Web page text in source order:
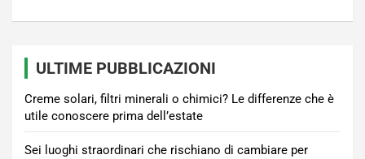
ULTIME PUBBLICAZIONI
Creme solari, filtri minerali o chimici? Le differenze che è
utile conoscere prima dell’estate
Sei luoghi straordinari che rischiano di cambiare per